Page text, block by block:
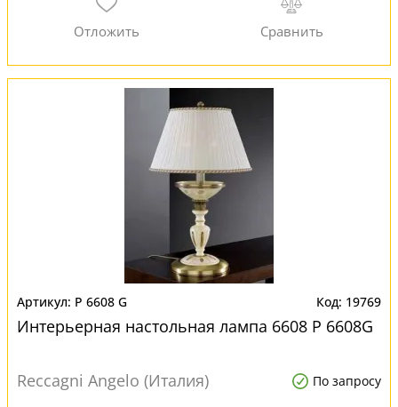
P 6608 G 19769
Интерьерная настольная лампа 6608 P 6608G
Reccagni Angelo (Италия) По запросу